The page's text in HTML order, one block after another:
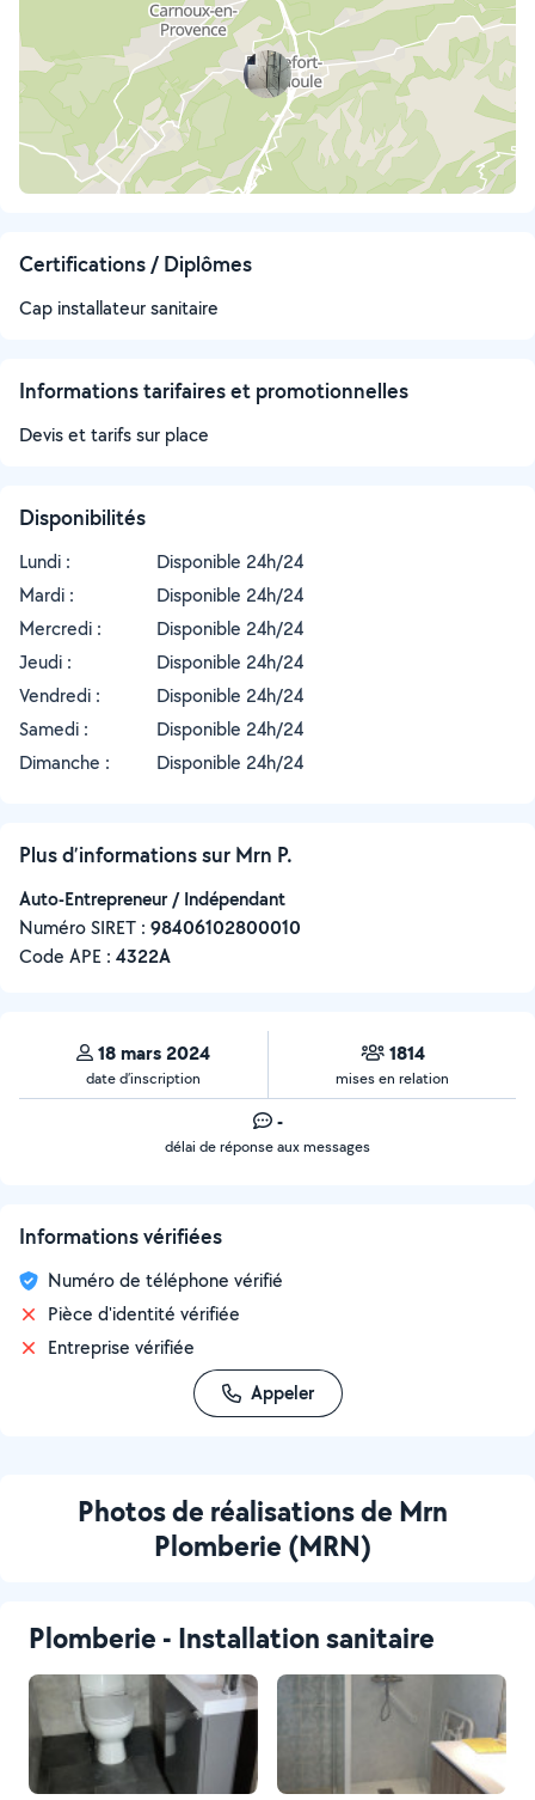
Certifications / Diplômes
Cap installateur sanitaire
Informations tarifaires et promotionnelles
Devis et tarifs sur place
Disponibilités
Lundi :
Disponible 24h/24
Mardi :
Disponible 24h/24
Mercredi :
Disponible 24h/24
Jeudi :
Disponible 24h/24
Vendredi :
Disponible 24h/24
Samedi :
Disponible 24h/24
Dimanche :
Disponible 24h/24
Plus d’informations sur Mrn P.
Auto-Entrepreneur / Indépendant
Numéro SIRET : ‍98406102800010
Code APE : 4322A
18 mars 2024
date d’inscription
1814
mises en relation
-
délai de réponse aux messages
Informations vérifiées
Numéro de téléphone vérifié
Pièce d'identité vérifiée
Entreprise vérifiée
Appeler
Photos de réalisations de Mrn
Plomberie (MRN)
Plomberie - Installation sanitaire